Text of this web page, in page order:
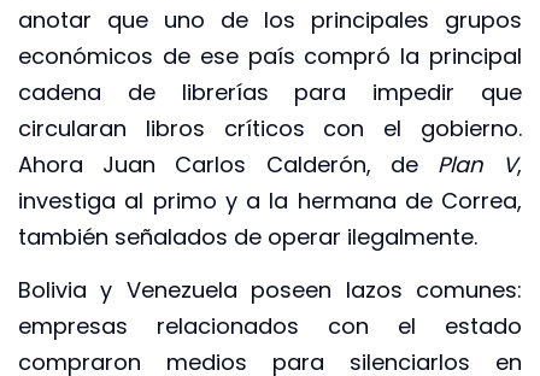
anotar que uno de los principales grupos
económicos de ese país compró la principal
cadena de librerías para impedir que
circularan libros críticos con el gobierno.
Ahora Juan Carlos Calderón, de Plan V,
investiga al primo y a la hermana de Correa,
también señalados de operar ilegalmente.
Bolivia y Venezuela poseen lazos comunes:
empresas relacionados con el estado
compraron medios para silenciarlos en